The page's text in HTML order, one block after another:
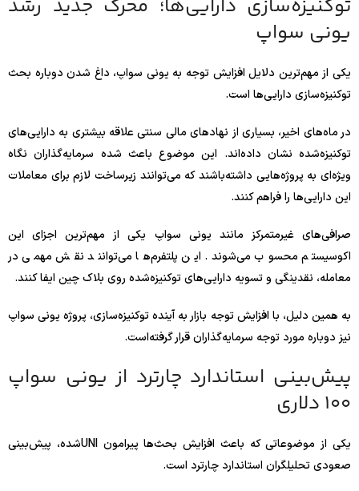
توکنیزه‌سازی دارایی‌ها؛ محرک جدید رشد
یونی سواپ
یکی از مهم‌ترین دلایل افزایش توجه به یونی سواپ، داغ شدن دوباره بحث
توکنیزه‌سازی دارایی‌ها است.
در ماه‌های اخیر، بسیاری از نهادهای مالی سنتی علاقه بیشتری به دارایی‌های
توکنیزه‌شده نشان داده‌اند. این موضوع باعث شده سرمایه‌گذاران نگاه
ویژه‌ای به پروژه‌هایی داشته‌باشند که می‌توانند زیرساخت لازم برای معاملات
این دارایی‌ها را فراهم کنند.
صرافی‌های غیرمتمرکز مانند یونی سواپ یکی از مهم‌ترین اجزای این
اکوسیستم محسوب می‌شوند. این پلتفرم‌ها می‌توانند نقش مهمی در
معامله، نقدینگی و تسویه دارایی‌های توکنیزه‌شده روی بلاک چین ایفا کنند.
به همین دلیل، با افزایش توجه بازار به آینده توکنیزه‌سازی، پروژه یونی سواپ
نیز دوباره مورد توجه سرمایه‌گذاران قرار گرفته‌است.
پیش‌بینی استاندارد چارترد از یونی سواپ
۱۰۰ دلاری
یکی از موضوعاتی که باعث افزایش بحث‌ها پیرامون UNI‌شده، پیش‌بینی
صعودی تحلیلگران استاندارد چارترد است.